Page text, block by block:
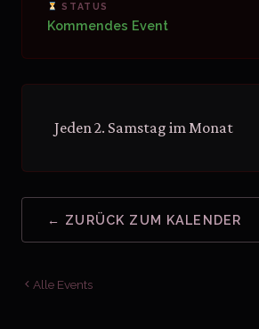
STATUS
Kommendes Event
Jeden 2. Samstag im Monat
← ZURÜCK ZUM KALENDER
Alle Events